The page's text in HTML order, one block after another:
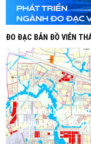
ĐO ĐẠC BẢN ĐỒ VIỄN
Đảm bảo khung
lý nhà nước về đo